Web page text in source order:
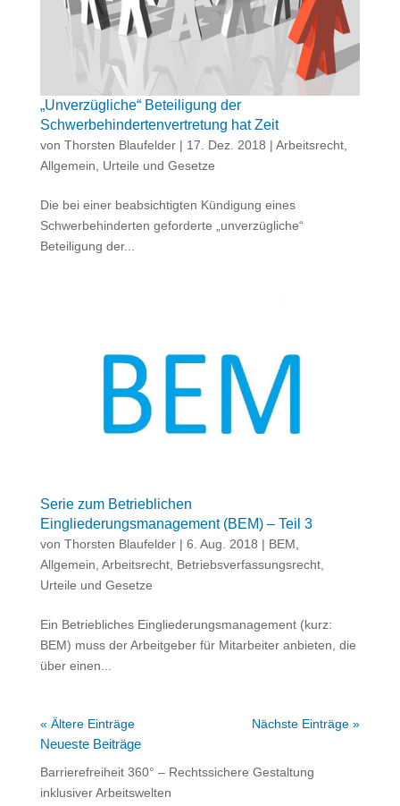
„Unverzügliche“ Beteiligung der
Schwerbehindertenvertretung hat Zeit
von Thorsten Blaufelder| 17. Dez. 2018 | Arbeitsrecht,
Allgemein
Urteile und Gesetze
Die bei einer beabsichtigten Kündigung eines
Schwerbehinderten geforderte „unverzügliche“
Beteiligung der...
Serie zum Betrieblichen
Eingliederungsmanagement (BEM) – Teil 3
von Thorsten Blaufelder| 6. Aug. 2018 | BEM
Allgemein Arbeitsrecht, Betriebsverfassungsrecht,
Urteile und Gesetze
Ein Betriebliches Eingliederungsmanagement (kurz:
BEM) muss der Arbeitgeber für Mitarbeiter anbieten, die
über einen...
« Ältere Einträge Nächste Einträge »
Neueste Beiträge
Barrierefreiheit 360° – Rechtssichere Gestaltung
inklusiver Arbeitswelten